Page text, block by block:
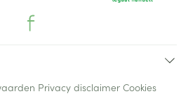
Privacy disclaimer Cookies